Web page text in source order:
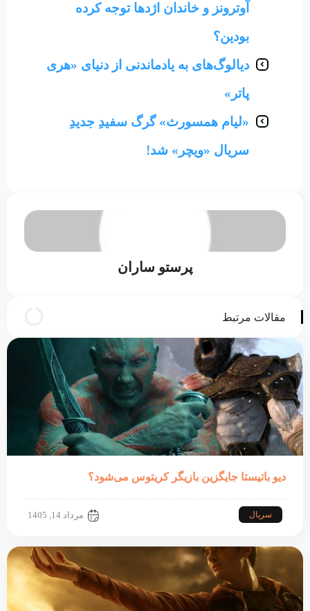
آوترونز و خاندان اژدها توجه کرده
بودین؟
دیالوگ‌های به یادماندنی از دنیای «هری
پاتر»
«لیام همسورث» گرگ سفیدِ جدیدِ
سریال «ویچر» شد!
پرستو ساران
مقالات مرتبط
دیو باتیستا جایگزین بازیگر کریتوس می‌شود؟
سریال مرداد 14, 1405